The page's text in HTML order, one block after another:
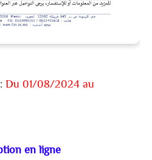
Du 01/08/2024 au
en ligne